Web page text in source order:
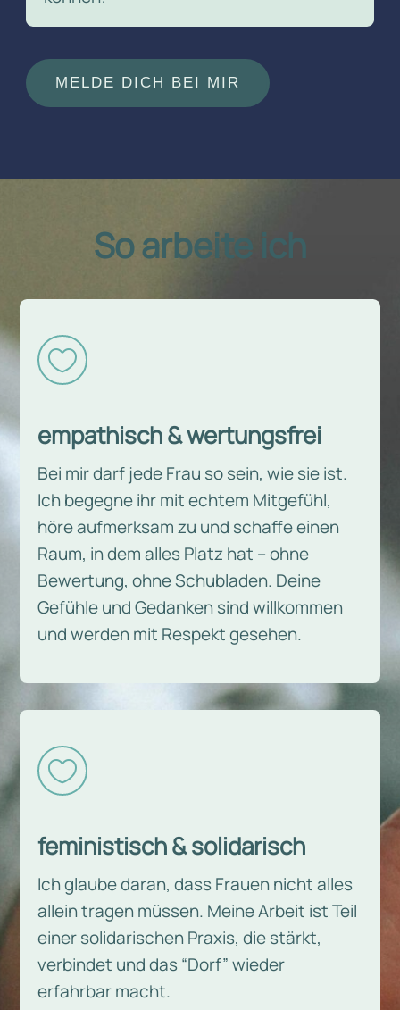
MELDE DICH BEI MIR
So arbeite ich

empathisch & wertungsfrei
Bei mir darf jede Frau so sein, wie sie ist.
Ich begegne ihr mit echtem Mitgefühl,
höre aufmerksam zu und schaffe einen
Raum, in dem alles Platz hat – ohne
Bewertung, ohne Schubladen. Deine
Gefühle und Gedanken sind willkommen
und werden mit Respekt gesehen.

feministisch & solidarisch
Ich glaube daran, dass Frauen nicht alles
allein tragen müssen. Meine Arbeit ist Teil
einer solidarischen Praxis, die stärkt,
verbindet und das “Dorf” wieder
erfahrbar macht.